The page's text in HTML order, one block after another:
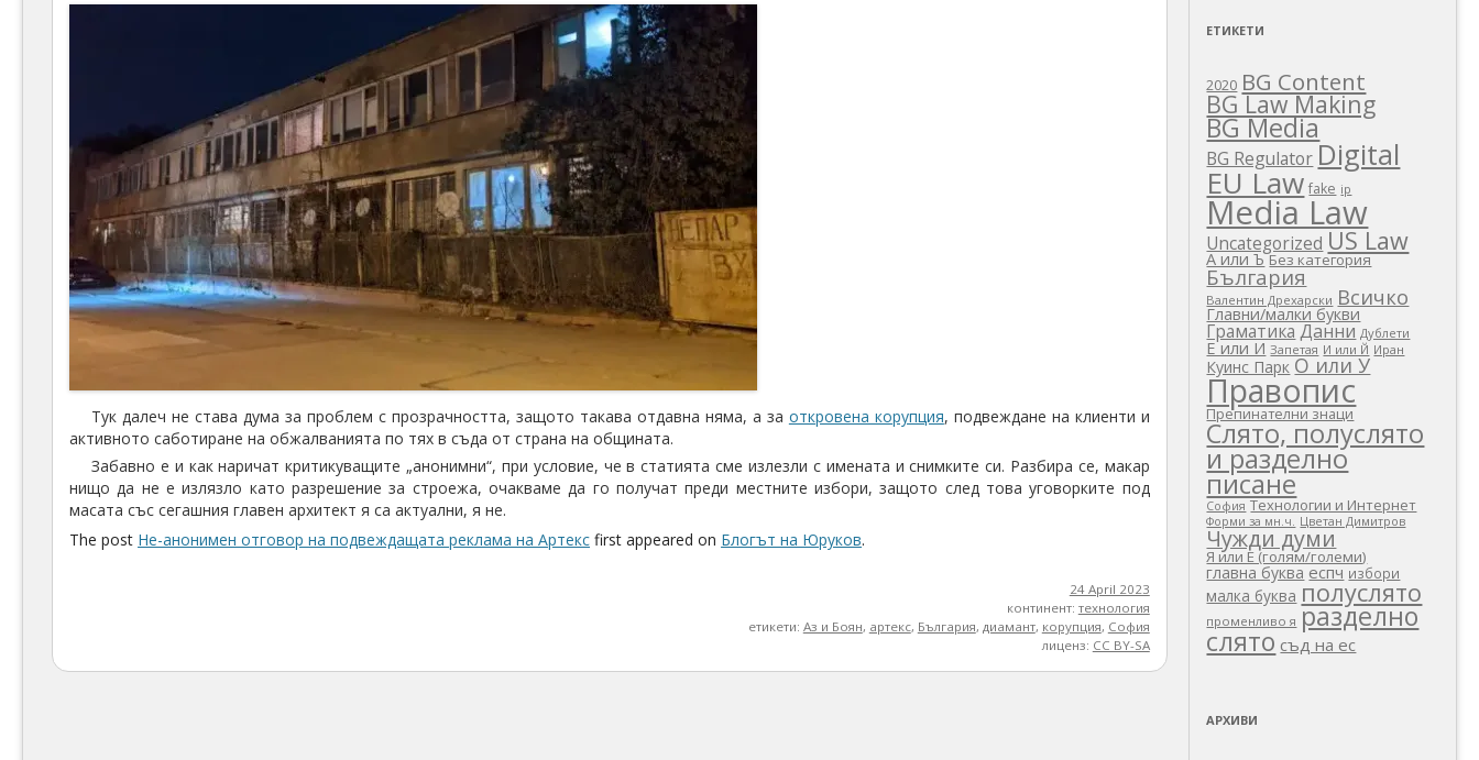
Тук далеч не става дума за проблем с прозрачността, защото такава отдавна няма, а за откровена корупция, подвеждане на клиенти и
активното саботиране на обжалванията по тях в съда от страна на общината.
Забавно е и как наричат критикуващите „анонимни“, при условие, че в статията сме излезли с имената и снимките си. Разбира се, макар
нищо да не е излязло като разрешение за строежа, очакваме да го получат преди местните избори, защото след това уговорките под
масата със сегашния главен архитект я са актуални, я не.
The post Не-анонимен отговор на подвеждащата реклама на Артекс first appeared on Блогът на Юруков.
24 April 2023
континент: технология
етикети: Аз и Боян, артекс, България, диамант, корупция, София
лиценз: CC BY-SA
ЕТИКЕТИ
2020 BG Content
BG Law Making
BG Media
BG Regulator Digital
EU Law fake ip
Media Law
Uncategorized US Law
А или Ъ Без категория
България
Валентин Дрехарски Всичко
Главни/малки букви
Граматика Данни Дублети
Е или И Запетая И или Й Иран
Куинс Парк О или У
Правопис
Препинателни знаци
Слято, полуслято
и разделно
писане
София Технологии и Интернет
Форми за мн.ч. Цветан Димитров
Чужди думи
Я или Е (голям/големи)
главна буква еспч избори
малка буква полуслято
променливо я разделно
слято съд на ес
АРХИВИ